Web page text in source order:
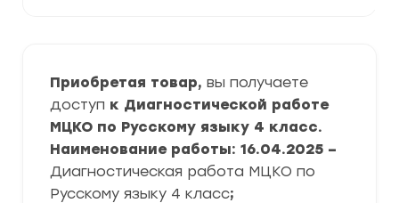
Приобретая товар, вы получаете
доступ к Диагностической работе
МЦКО по Русскому языку 4 класс.
Наименование работы: 16.04.2025 –
Диагностическая работа МЦКО по
Русскому языку 4 класс;